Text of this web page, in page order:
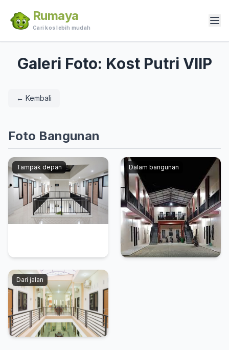
Rumaya
Cari kos lebih mudah
Galeri Foto: Kost Putri VIIP
← Kembali
Foto Bangunan
Tampak depan Dalam bangunan
Dari jalan